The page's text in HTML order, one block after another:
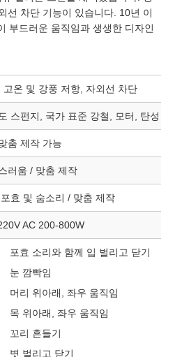
선 차단 기능이 있습니다. 10년 이
부드러운 움직임과 생생한 디자인
고온 및 강풍 저항, 자외선 차단
스펀지, 국가 표준 강철, 모터, 탄성 섬
춤 제작 가능
러움 / 맞춤 제작
효 및 숨소리 / 맞춤 제작
AC 200-800W
포효 소리와 함께 입 벌리고 닫기
눈 깜빡임
머리 위아래, 좌우 움직임
목 위아래, 좌우 움직임
꼬리 흔들기
볏 벌리고 닫기